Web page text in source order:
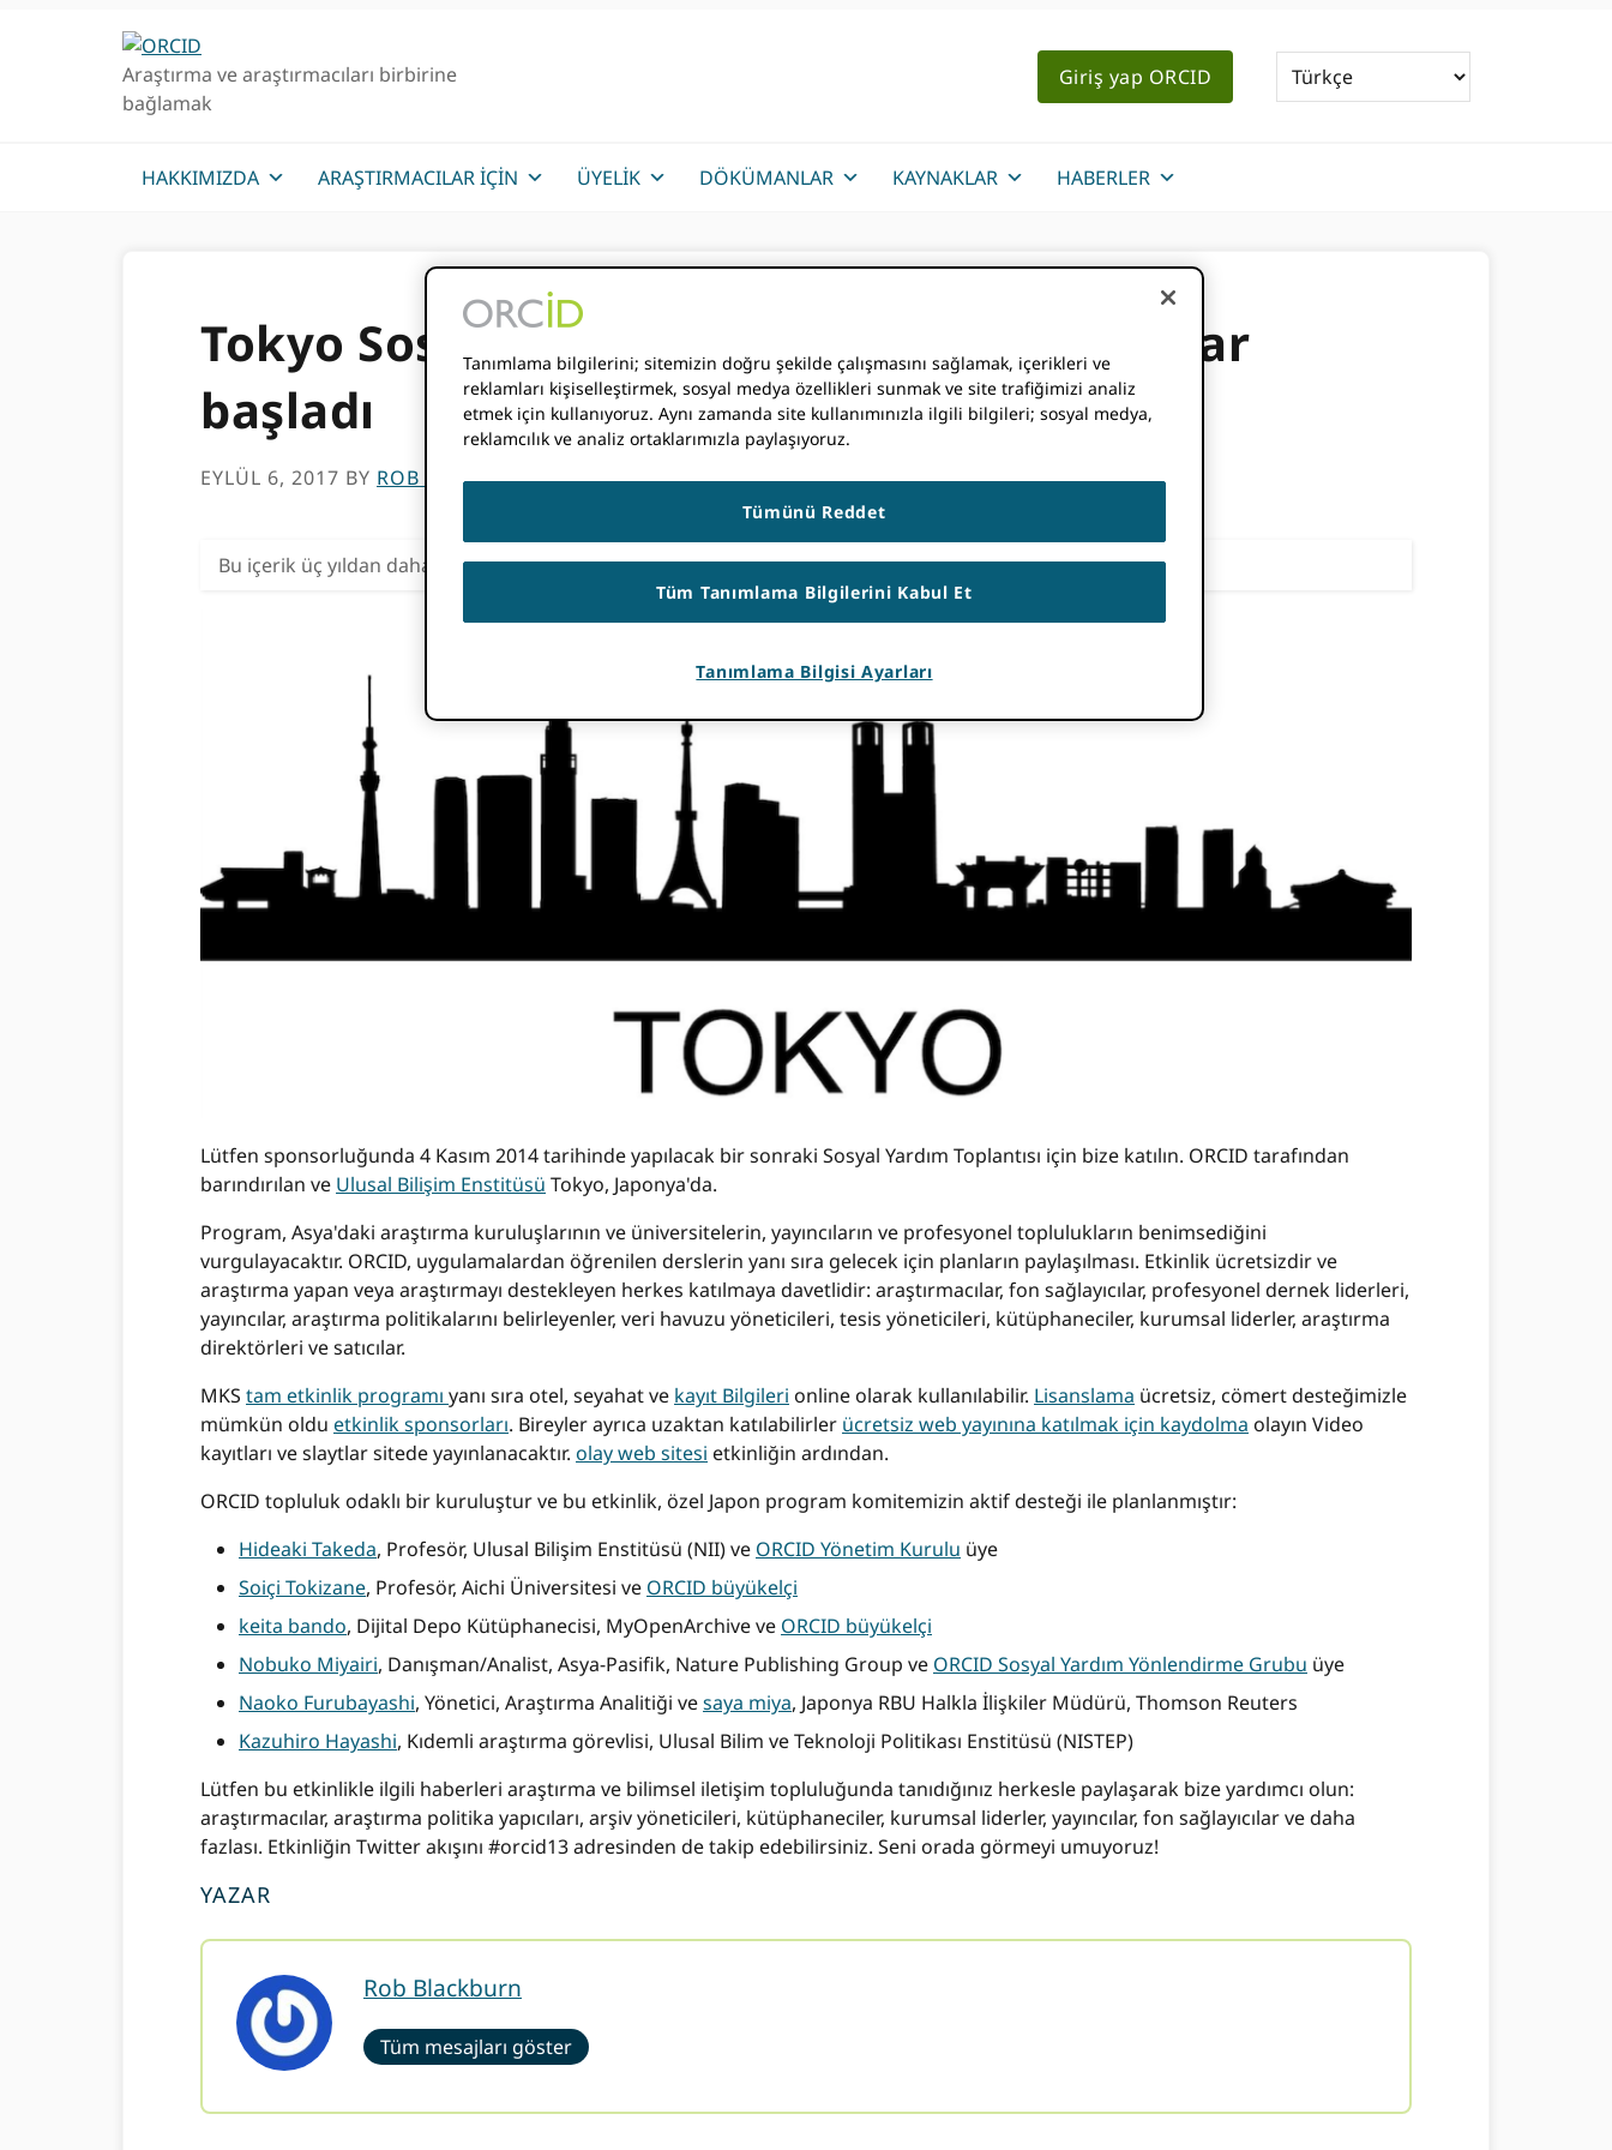
Araştırma ve araştırmacıları birbirine
bağlamak
Giriş yap ORCID
HAKKIMIZDA ARAŞTIRMACILAR IÇIN ÜYELIK DÖKÜMANLAR KAYNAKLAR HABERLER
Tokyo Sosyal Yardım Toplantısı için kayıtlar
başladı
EYLÜL 6, 2017 BY ROB BLACKBURN
Bu içerik üç yıldan daha eskidir. Bu gönderide yer alan bilgiler yanlış olabilir.
Lütfen sponsorluğunda 4 Kasım 2014 tarihinde yapılacak bir sonraki Sosyal Yardım Toplantısı için bize katılın. ORCID tarafından
barındırılan ve Ulusal Bilişim Enstitüsü Tokyo, Japonya'da.
Program, Asya'daki araştırma kuruluşlarının ve üniversitelerin, yayıncıların ve profesyonel toplulukların benimsediğini
vurgulayacaktır. ORCID, uygulamalardan öğrenilen derslerin yanı sıra gelecek için planların paylaşılması. Etkinlik ücretsizdir ve
araştırma yapan veya araştırmayı destekleyen herkes katılmaya davetlidir: araştırmacılar, fon sağlayıcılar, profesyonel dernek liderleri,
yayıncılar, araştırma politikalarını belirleyenler, veri havuzu yöneticileri, tesis yöneticileri, kütüphaneciler, kurumsal liderler, araştırma
direktörleri ve satıcılar.
MKS tam etkinlik programı yanı sıra otel, seyahat ve kayıt Bilgileri online olarak kullanılabilir. Lisanslama ücretsiz, cömert desteğimizle
mümkün oldu etkinlik sponsorları. Bireyler ayrıca uzaktan katılabilirler ücretsiz web yayınına katılmak için kaydolma olayın Video
kayıtları ve slaytlar sitede yayınlanacaktır. olay web sitesi etkinliğin ardından.
ORCID topluluk odaklı bir kuruluştur ve bu etkinlik, özel Japon program komitemizin aktif desteği ile planlanmıştır:
Hideaki Takeda, Profesör, Ulusal Bilişim Enstitüsü (NII) ve ORCID Yönetim Kurulu üye
Soiçi Tokizane, Profesör, Aichi Üniversitesi ve ORCID büyükelçi
keita bando, Dijital Depo Kütüphanecisi, MyOpenArchive ve ORCID büyükelçi
Nobuko Miyairi, Danışman/Analist, Asya-Pasifik, Nature Publishing Group ve ORCID Sosyal Yardım Yönlendirme Grubu üye
Naoko Furubayashi, Yönetici, Araştırma Analitiği vesaya miya, Japonya RBU Halkla İlişkiler Müdürü, Thomson Reuters
Kazuhiro Hayashi, Kıdemli araştırma görevlisi, Ulusal Bilim ve Teknoloji Politikası Enstitüsü (NISTEP)
Lütfen bu etkinlikle ilgili haberleri araştırma ve bilimsel iletişim topluluğunda tanıdığınız herkesle paylaşarak bize yardımcı olun:
araştırmacılar, araştırma politika yapıcıları, arşiv yöneticileri, kütüphaneciler, kurumsal liderler, yayıncılar, fon sağlayıcılar ve daha
fazlası. Etkinliğin Twitter akışını #orcid13 adresinden de takip edebilirsiniz. Seni orada görmeyi umuyoruz!
YAZAR
Rob Blackburn
Tüm mesajları göster
Tanımlama bilgilerini; sitemizin doğru şekilde çalışmasını sağlamak, içerikleri ve
reklamları kişiselleştirmek, sosyal medya özellikleri sunmak ve site trafiğimizi analiz
etmek için kullanıyoruz. Aynı zamanda site kullanımınızla ilgili bilgileri; sosyal medya,
reklamcılık ve analiz ortaklarımızla paylaşıyoruz.
Tümünü Reddet
Tüm Tanımlama Bilgilerini Kabul Et
Tanımlama Bilgisi Ayarları